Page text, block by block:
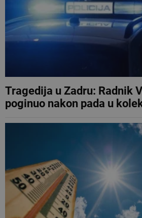
Tragedija u Zadru: Radnik
poginuo nakon pada u